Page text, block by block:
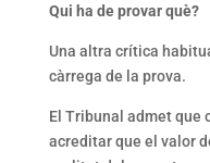
Qui ha de provar què?
Una altra crítica
càrrega de la prova.
El Tribunal admet que
acreditar que el valor